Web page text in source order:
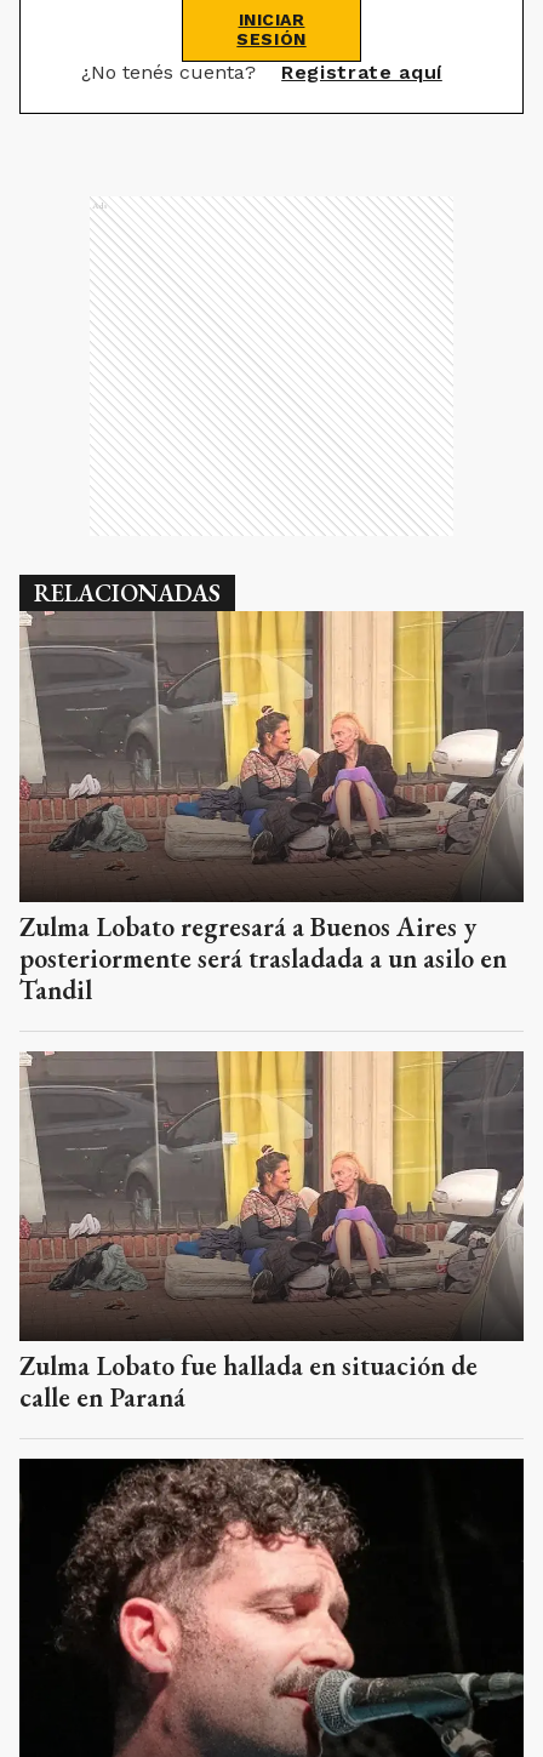
INICIAR
SESIÓN
¿No tenés cuenta? Registrate aquí
Ads
RELACIONADAS
Zulma Lobato regresará a Buenos Aires y
posteriormente será trasladada a un asilo en
Tandil
Zulma Lobato fue hallada en situación de
calle en Paraná